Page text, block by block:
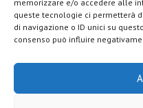
memorizzare e/o accedere alle
queste tecnologie ci permetterà
di navigazione o ID unici su
consenso può influire